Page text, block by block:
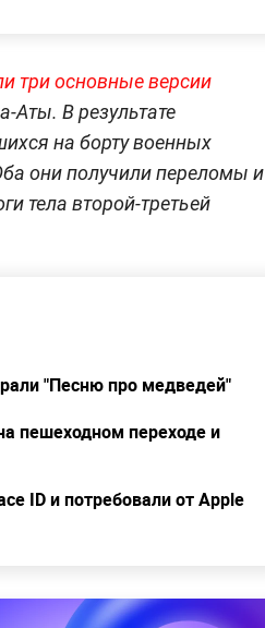
три основные версии
Аты. В результате
на борту военных
они получили переломы и
тела второй-третьей
"Песню про медведей"
пешеходном переходе и
ID и потребовали от Apple